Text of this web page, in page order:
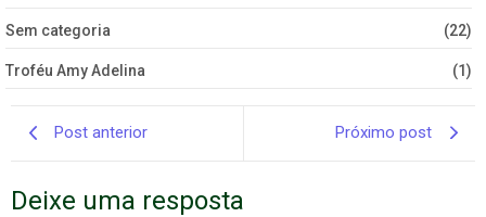
Sem categoria (22)
Troféu Amy Adelina (1)
Post anterior Próximo post
Deixe uma resposta